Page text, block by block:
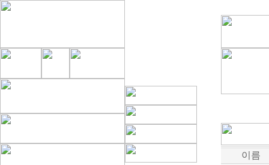
이름